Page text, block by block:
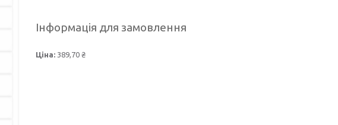
Інформація для замовлення
Ціна: 389,70 ₴